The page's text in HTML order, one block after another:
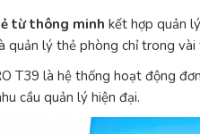
từ thông minh kết hợp quản
quản lý thẻ phòng chỉ trong vài
T39 là hệ thống hoạt động
cầu quản lý hiện đại.